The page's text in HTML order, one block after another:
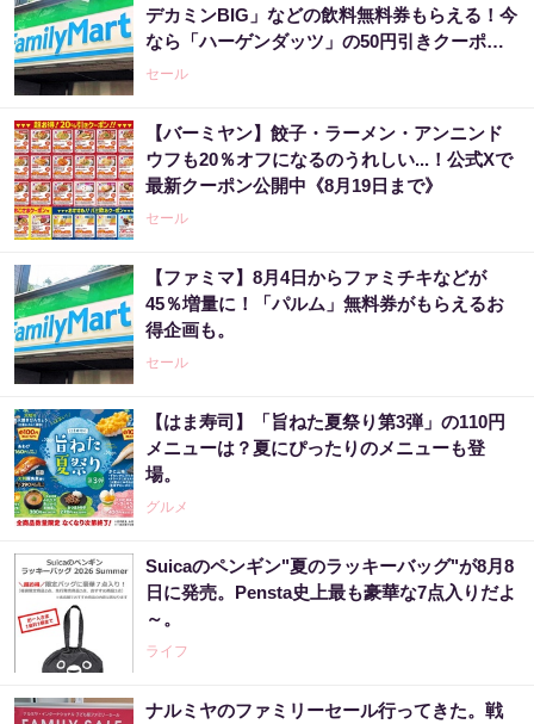
デカミンBIG」などの飲料無料券もらえる！今
なら「ハーゲンダッツ」の50円引きクーポン
も。
セール
【バーミヤン】餃子・ラーメン・アンニンド
ウフも20％オフになるのうれしい...！公式Xで
最新クーポン公開中《8月19日まで》
セール
【ファミマ】8月4日からファミチキなどが
45％増量に！「パルム」無料券がもらえるお
得企画も。
セール
【はま寿司】「旨ねた夏祭り第3弾」の110円
メニューは？夏にぴったりのメニューも登
場。
グルメ
Suicaのペンギン"夏のラッキーバッグ"が8月8
日に発売。Pensta史上最も豪華な7点入りだよ
～。
ライフ
ナルミヤのファミリーセール行ってきた。戦